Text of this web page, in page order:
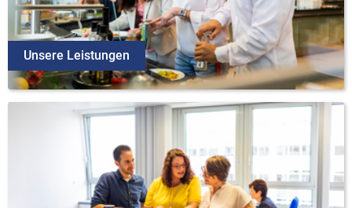
Unsere Leistungen